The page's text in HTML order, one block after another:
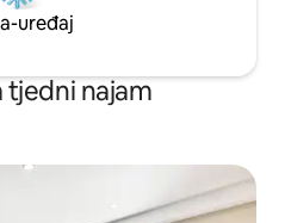
uređaj
tjedni najam